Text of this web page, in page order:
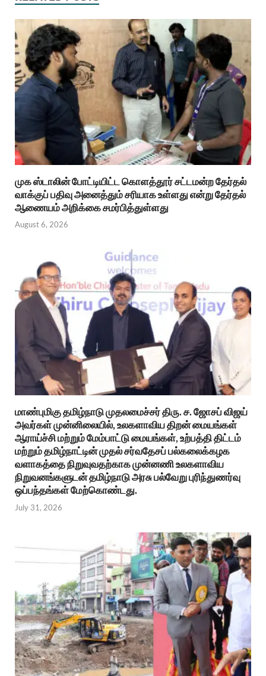
முக ஸ்டாலின் போட்டியிட்ட கொளத்தூர் சட்டமன்ற தேர்தல்
வாக்குப் பதிவு அனைத்தும் சரியாக உள்ளது என்று தேர்தல்
ஆணையம் அறிக்கை சமர்பித்துள்ளது
August 6, 2026
மாண்புமிகு தமிழ்நாடு முதலமைச்சர் திரு. ச. ஜோசப் விஜய்
அவர்கள் முன்னிலையில், உலகளாவிய திறன் மையங்கள்
ஆராய்ச்சி மற்றும் மேம்பாட்டு மையங்கள், உற்பத்தி திட்டம்
மற்றும் தமிழ்நாட்டின் முதல் சர்வதேசப் பல்கலைக்கழக
வளாகத்தை நிறுவுவதற்காக முன்னணி உலகளாவிய
நிறுவனங்களுடன் தமிழ்நாடு அரசு பல்வேறு புரிந்துணர்வு
ஒப்பந்தங்கள் மேற்கொண்டது.
July 31, 2026